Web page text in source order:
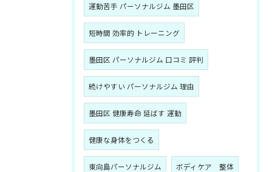
運動苦手 パーソナルジム 墨田区
短時間 効率的 トレーニング
墨田区 パーソナルジム 口コミ 評判
続けやすい パーソナルジム 理由
墨田区 健康寿命 延ばす 運動
健康な身体をつくる
東向島パーソナルジム ボディケア 整体